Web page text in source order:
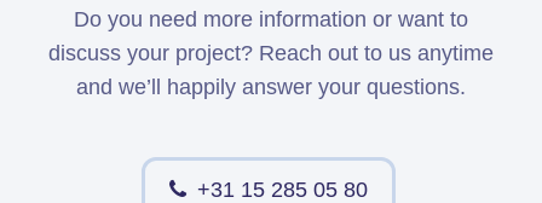
Do you need more information or want to
discuss your project? Reach out to us anytime
and we’ll happily answer your questions.
+31 15 285 05 80